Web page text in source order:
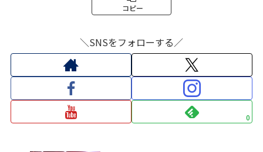
コピー
＼SNSをフォローする／
0